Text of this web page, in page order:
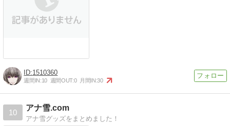
1510360
週間IN:10 週間OUT:0 月間IN:30
10
アナ雪.com
アナ雪グッズをまとめました！